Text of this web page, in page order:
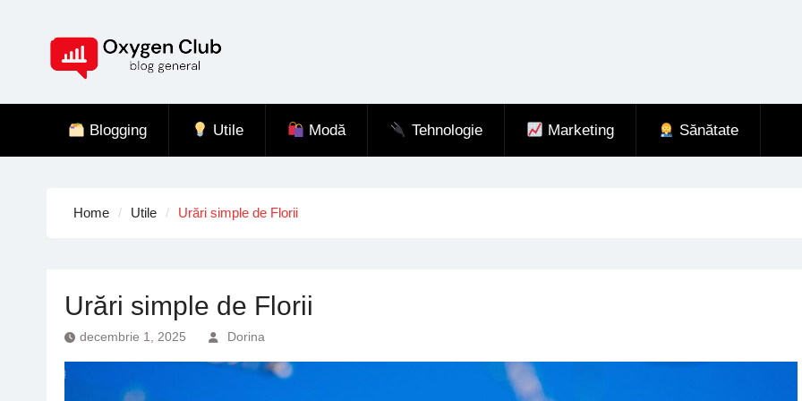
Blogging Utile Modă Tehnologie Marketing Sănătate
Home Utile Urări simple de Florii
Urări simple de Florii
decembrie 1, 2025 Dorina